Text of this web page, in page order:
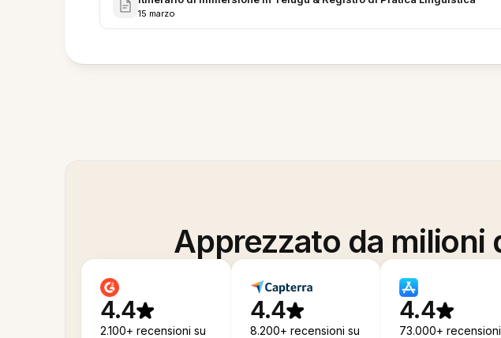
15 marzo
Apprezzato da milioni
4.4
2.100+ recensioni su
4.4
8.200+ recensioni su
4.4
73.000+ recensioni